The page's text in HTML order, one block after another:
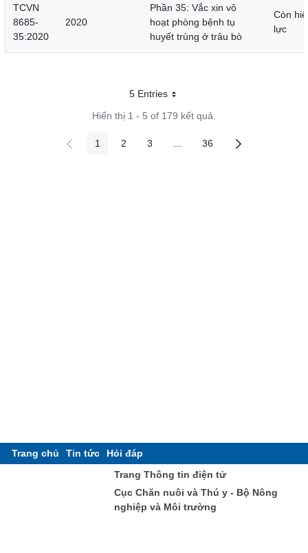
TCVN
8685-
35:2020
2020
Phần 35: Vắc xin vô
hoạt phòng bệnh tụ
huyết trùng ở trâu bò
Còn
lực
5 EntriesMỗi trang
Hiển thị 1 - 5 of 179 kết quả.
Các trang trên cổng
1 Các trang trên cổng
2 Các trang trên cổng
3 Các trang trung gian
Các trang trên cổng
36
Trang chủ Tin tức
Hỏi đáp
Trang Thông tin điện tử
Cục Chăn nuôi và Thú y - Bộ Nông
nghiệp và Môi trường